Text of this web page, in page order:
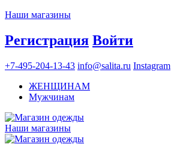
Наши магазины
Регистрация Войти
+7-495-204-13-43 info@salita.ru Instagram
ЖЕНЩИНАМ
Мужчинам
Наши магазины